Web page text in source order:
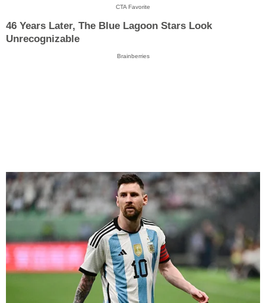
CTA Favorite
46 Years Later, The Blue Lagoon Stars Look
Unrecognizable
Brainberries